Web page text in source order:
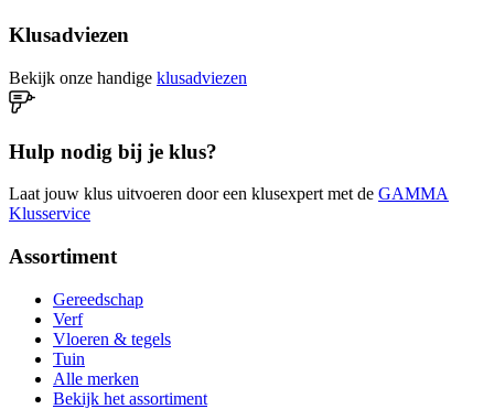
Klusadviezen
Bekijk onze handige klusadviezen
Hulp nodig bij je klus?
Laat jouw klus uitvoeren door een klusexpert met de GAMMA
Klusservice
Assortiment
Gereedschap
Verf
Vloeren & tegels
Tuin
Alle merken
Bekijk het assortiment